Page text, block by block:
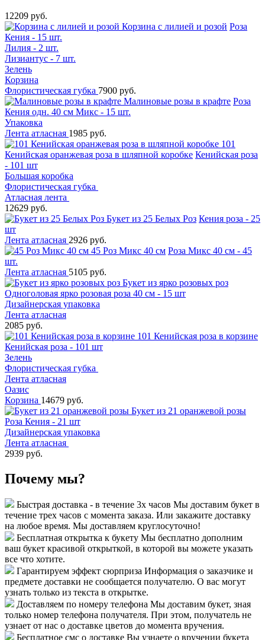
12209 руб.
Корзина с лилией и розой Роза
Кения - 15 шт.
Лилия - 2 шт.
Лизиантус - 7 шт.
Зелень
Корзина
Флористическая губка 7900 руб.
Малиновые розы в крафте Роза
Кения одн. 40 см Микс - 15 шт.
Упаковка
Лента атласная 1985 руб.
101
Кенийская оранжевая роза в шляпной коробке Кенийская роза
- 101 шт
Большая коробка
Флористическая губка
Атласная лента
12629 руб.
Букет из 25 Белых Роз Кения роза - 25
шт
Лента атласная 2926 руб.
45 Роз Микс 40 см Роза Микс 40 см - 45
шт.
Лента атласная 5105 руб.
Букет из ярко розовых роз
Одноголовая ярко розовая роза 40 см - 15 шт
Дизайнерская упаковка
Лента атласная
2085 руб.
101 Кенийская роза в корзине
Кенийская роза - 101 шт
Зелень
Флористическая губка
Лента атласная
Оазис
Корзина 14679 руб.
Букет из 21 оранжевой розы
Роза Кения - 21 шт
Дизайнерская упаковка
Лента атласная
2939 руб.
Почему мы?
Быстрая доставка - в течение 3х часов Мы доставим букет в
течение трех часов с момента заказа. Или закажите доставку
на любое время. Мы доставляем круглосуточно!
Бесплатная открытка к букету Мы бесплатно дополним
ваш букет красивой открыткой, в которой вы можете указать
все что хотите.
Гарантируем эффект сюрприза Информация о заказчике и
предмете доставки не сообщается получателю. О вас могут
узнать только из текста в открытке.
Доставляем по номеру телефона Мы доставим букет, зная
только номер телефона получателя. При этом, получатель не
узнает от нас о доставке цветов до момента вручения.
Бесплатное смс о доставке Вы узнаете о вручении букета